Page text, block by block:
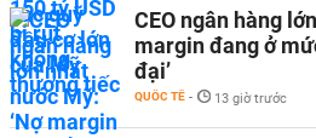
CEO ngân hàng
margin đang ở
đại’
QUỐC TẾ - 13 giờ trước